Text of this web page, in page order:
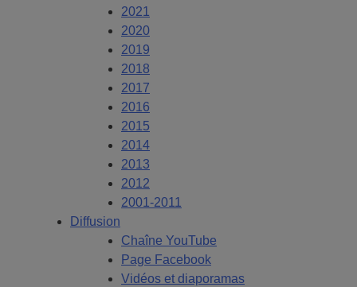
2021
2020
2019
2018
2017
2016
2015
2014
2013
2012
2001-2011
Diffusion
Chaîne YouTube
Page Facebook
Vidéos et diaporamas